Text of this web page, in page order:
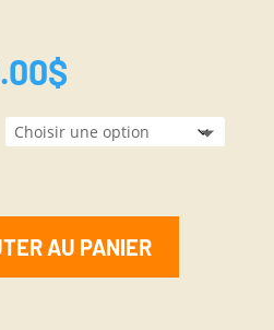
:
$Le
prix
actuel
est :
AU PANIER